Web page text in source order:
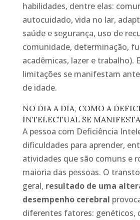
habilidades, dentre elas:
autocuidado, vida no lar,
saúde e segurança, uso de
comunidade, determinação,
acadêmicas, lazer e trabalho).
limitações se manifestam
de idade.
NO DIA A DIA, COMO A
INTELECTUAL SE
A pessoa com Deficiência
dificuldades para aprender,
atividades que são comuns e
maioria das pessoas. O
geral, resultado de uma
desempenho cerebral
diferentes fatores: genéticos,